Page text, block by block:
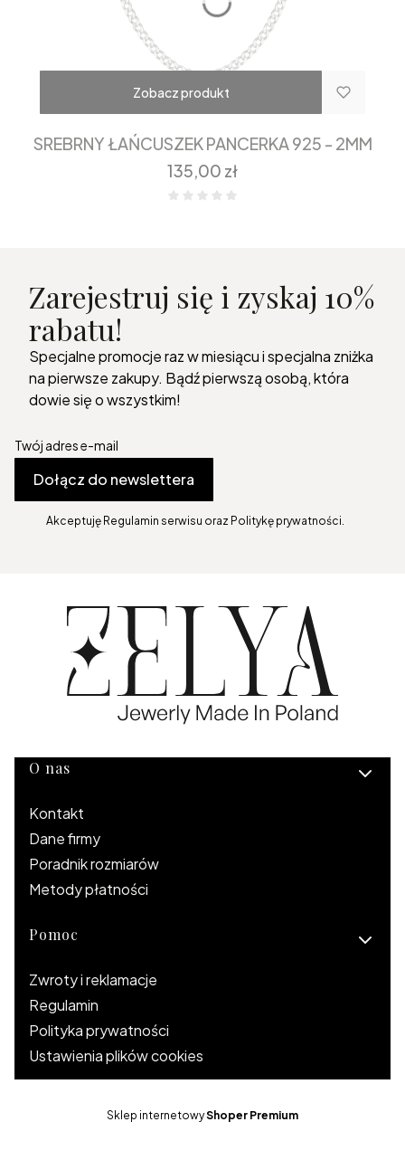
Zobacz produkt
SREBRNY ŁAŃCUSZEK PANCERKA 925 - 2MM
Cena
135,00 zł
Zarejestruj się i zyskaj 10%
rabatu!
Specjalne promocje raz w miesiącu i specjalna zniżka
na pierwsze zakupy. Bądź pierwszą osobą, która
dowie się o wszystkim!
Twój adres e-mail
Dołącz do newslettera
Akceptuję Regulamin serwisu oraz Politykę prywatności.
Linki w stopce
O nas
Kontakt
Dane firmy
Poradnik rozmiarów
Metody płatności
Pomoc
Zwroty i reklamacje
Regulamin
Polityka prywatności
Ustawienia plików cookies
Sklep internetowyShoper Premium